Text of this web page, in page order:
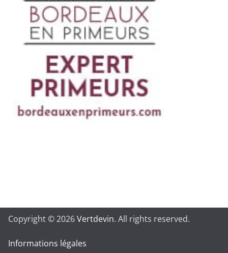
Copyright © 2026Vertdevin. All rights reserved.
Informations légales